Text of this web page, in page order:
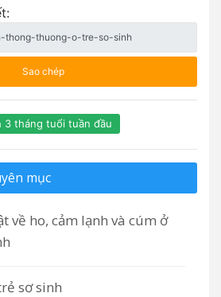
Sao chép
3 tháng tuổi tuần đầu
mục
về ho, cảm lạnh và cúm ở
sơ sinh